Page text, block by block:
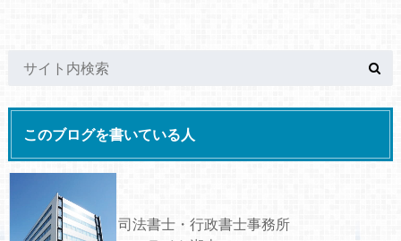
このブログを書いている人
司法書士・行政書士事務所